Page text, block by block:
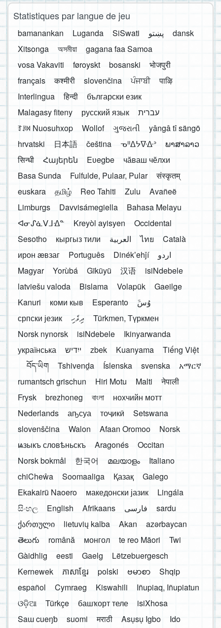
Statistiques par langue de jeu
bamanankan Luganda SiSwati پښتو
dansk
Xitsonga
অসমীয়া
gagana faa Samoa
vosa Vakaviti
føroyskt bosanski
भोजपुरी
français
कश्मीरी slovenčina ਪੰਜਾਬੀ
पाऴि
Interlingua
हिन्दी
български език
Malagasy fiteny
русский язык
עברית
ꆈꌠ꒿ Nuosuhxop
Wollof ગુજરાતી
yângâ tî sängö
hrvatski
日本語 čeština ᓀᐦᐃᔭᐍᐏᐣ
ພາສາລາວ
सिन्धी
Հայերեն Eʋegbe
чӑваш чӗлхи
Basa Sunda
Fulfulde, Pulaar, Pular
संस्कृतम्
euskara
தமிழ் Reo Tahiti Zulu
Avañeẽ
Limburgs
Davvisámegiella
Bahasa Melayu
ᐊᓂᔑᓈᐯᒧᐎᓐ
Kreyòl ayisyen
Occidental
Sesotho
кыргыз тили العربية ไทย
Català
ирон æвзаг
Português Dinékʼehǰí
اردو
Magyar
Yorùbá Gĩkũyũ 汉语
isiNdebele
latviešu valoda
Bislama Volapük
Gaeilge
Kanuri
коми кыв Esperanto
َوُسَ
српски језик
ދިވެހި
Türkmen, Түркмен
Norsk nynorsk
isiNdebele
Ikinyarwanda
українська
ייִדיש zbek Kuanyama
Tiếng Việt
བོད་ཡིག
Tshivenḓa Íslenska svenska
አማርኛ
rumantsch grischun
Hiri Motu Malti
नेपाली
Frysk
brezhoneg বাংলা
нохчийн мотт
Nederlands
аҧсуа тоҷикӣ
Setswana
slovenščina
Walon Afaan Oromoo
Norsk
ѩзыкъ словѣньскъ
Aragonés
Occitan
Norsk bokmål
한국어 മലയാളം
Italiano
chiCheŵa
Soomaaliga Қазақ
Galego
Ekakairũ Naoero
македонски јазик
Lingála
සිංහල
English Afrikaans فارسی
sardu
ქართული
lietuvių kalba Akan
azərbaycan
తెలుగు
română монгол te reo Māori
Twi
Gàidhlig
eesti Gaelg
Lëtzebuergesch
Kernewek
ភាសាខ្មែរ polski ဗမာစာ
Shqip
español
Cymraeg Kiswahili
Iñupiaq, Iñupiatun
ଓଡ଼ିଆ
Türkçe башҡорт теле
isiXhosa
Saɯ cueŋƅ
suomi मराठी Asụsụ Igbo
Ido